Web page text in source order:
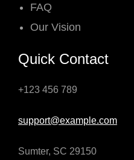
FAQ
Our Vision
Quick Contact
+123 456 789
support@example.com
Sumter, SC 29150